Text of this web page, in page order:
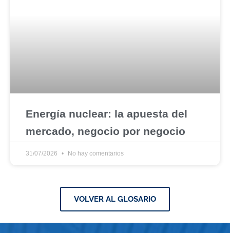
Energía nuclear: la apuesta del
mercado, negocio por negocio
31/07/2026 No hay comentarios
VOLVER AL GLOSARIO